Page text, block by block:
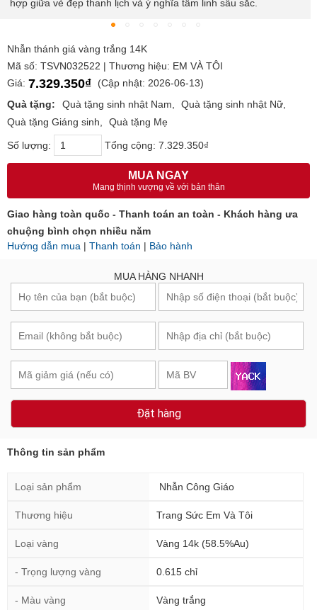
cao, phù hợp với mọi phong cách thời trang.
Nhẫn thánh giá vàng trắng 14K
Mã số: TSVN032522 | Thương hiệu: EM VÀ TÔI
Giá: 7.329.350₫
(Cập nhật: 2026-06-13)
Quà tặng:
Quà tặng sinh nhật Nam
Quà tặng sinh nhật Nữ
Quà tặng Giáng sinh
Quà tặng Mẹ
Số lượng: Tổng cộng: 7.329.350₫
MUA NGAY
Mang thịnh vượng về với bản thân
Giao hàng toàn quốc - Thanh toán an toàn - Khách hàng ưa
chuộng bình chọn nhiều năm
Hướng dẫn mua | Thanh toán | Bảo hành
MUA HÀNG NHANH
Đặt hàng
Thông tin sản phẩm
Loại sản phẩm Nhẫn Công Giáo
Thương hiệu Trang Sức Em Và Tôi
Loại vàng Vàng 14k (58.5%Au)
- Trọng lượng vàng 0.615 chỉ
- Màu vàng Vàng trắng